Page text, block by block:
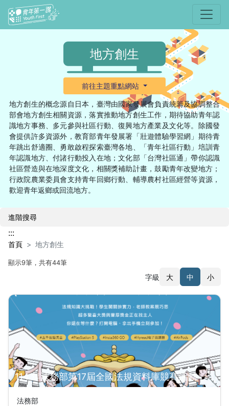
選單
地方創生
前往主題重點網站
地方創生的概念源自日本，臺灣由國家發展會負責統籌及協調整合
部會地方創生相關資源，落實推動地方創生工作，期待協助青年認
識地方事務、多元參與社區行動、復興地方產業及文化等。除國發
會提供許多資源外，教育部青年發展署「壯遊體驗學習網」期待青
年跳出舒適圈、勇敢啟程探索臺灣各地、「青年社區行動」培訓青
年認識地方、付諸行動投入在地；文化部「台灣社區通」帶你認識
社區營造與在地深度文化，相關獎補助計畫，鼓勵青年改變地方；
行政院農業委員會支持青年回鄉行動、輔導農村社區經營等資源，
歡迎青年返鄉或回流地方。
進階搜尋
:::
首頁 地方創生
顯示9筆，共有44筆
字級 大 中 小
搜尋結果
114 年法務部第17屆全國法規資料庫競賽活動
法務部